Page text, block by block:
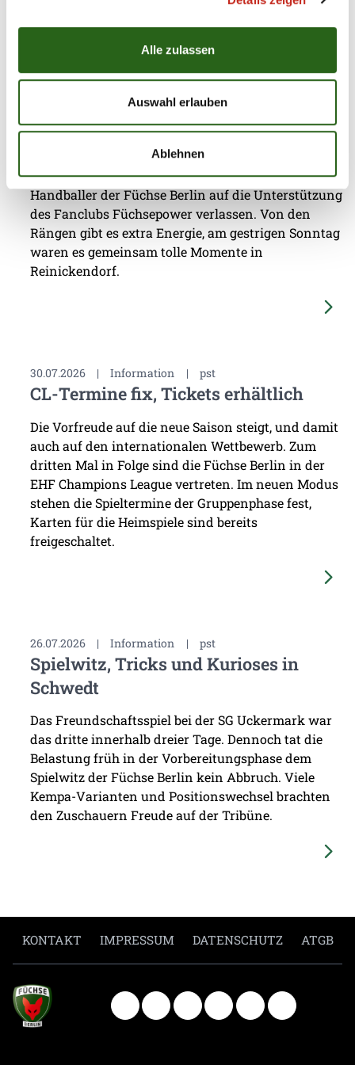
Alle zulassen
Auswahl erlauben
Ablehnen
Information | pst
Jubiläumsfest: 20 Jahre Fanclub
Seit zwei Jahrzehnten können sich die Profi-
Handballer der Füchse Berlin auf die Unterstützung
des Fanclubs Füchsepower verlassen. Von den
Rängen gibt es extra Energie, am gestrigen Sonntag
waren es gemeinsam tolle Momente in
Reinickendorf.
30.07.2026 | Information | pst
CL-Termine fix, Tickets erhältlich
Die Vorfreude auf die neue Saison steigt, und damit
auch auf den internationalen Wettbewerb. Zum
dritten Mal in Folge sind die Füchse Berlin in der
EHF Champions League vertreten. Im neuen Modus
stehen die Spieltermine der Gruppenphase fest,
Karten für die Heimspiele sind bereits
freigeschaltet.
26.07.2026 | Information | pst
Spielwitz, Tricks und Kurioses in
Schwedt
Das Freundschaftsspiel bei der SG Uckermark war
das dritte innerhalb dreier Tage. Dennoch tat die
Belastung früh in der Vorbereitungsphase dem
Spielwitz der Füchse Berlin kein Abbruch. Viele
Kempa-Varianten und Positionswechsel brachten
den Zuschauern Freude auf der Tribüne.
KONTAKT IMPRESSUM DATENSCHUTZ ATGB